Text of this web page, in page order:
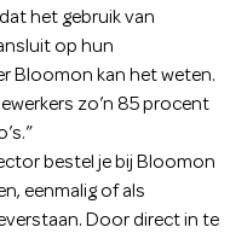
het gebruik van
op hun
Bloomon kan het weten.
zo’n 85 procent
bestel je bij Bloomon
eenmalig of als
Door direct in te